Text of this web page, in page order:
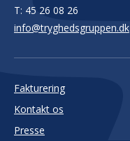
T: 45 26 08 26
info@tryghedsgruppen.dk
Fakturering
Kontakt os
Presse